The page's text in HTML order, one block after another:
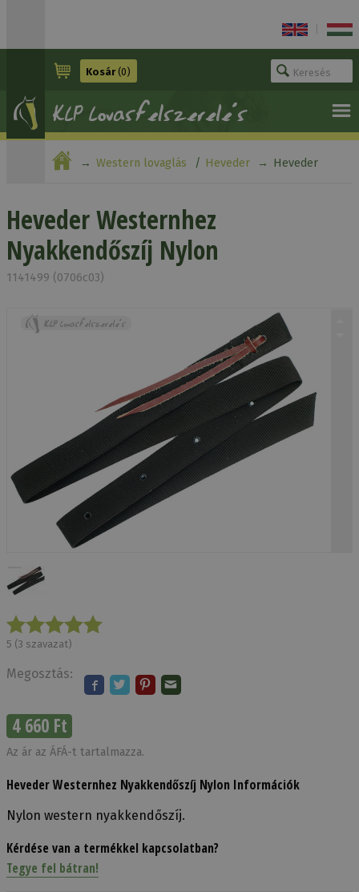
Kosár(0)
Western lovaglás Heveder Heveder
Heveder Westernhez
Nyakkendőszíj Nylon
1141499 (0706c03)
5 (3 szavazat)
Megosztás:
4 660 Ft
Az ár az ÁFÁ-t tartalmazza.
Heveder Westernhez Nyakkendőszíj Nylon Információk
Nylon western nyakkendőszíj.
Kérdése van a termékkel kapcsolatban?
Tegye fel bátran!